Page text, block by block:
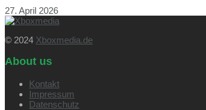
27. April 2026
© 2024 Xboxmedia.de
About us
Kontakt
Impressum
Datenschutz